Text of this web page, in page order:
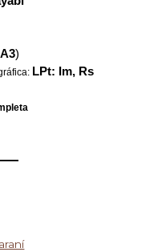
A3)
LPt: Im, Rs